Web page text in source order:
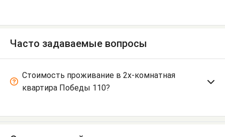
Часто задаваемые вопросы
Стоимость проживание в 2х-комнатная
квартира Победы 110?